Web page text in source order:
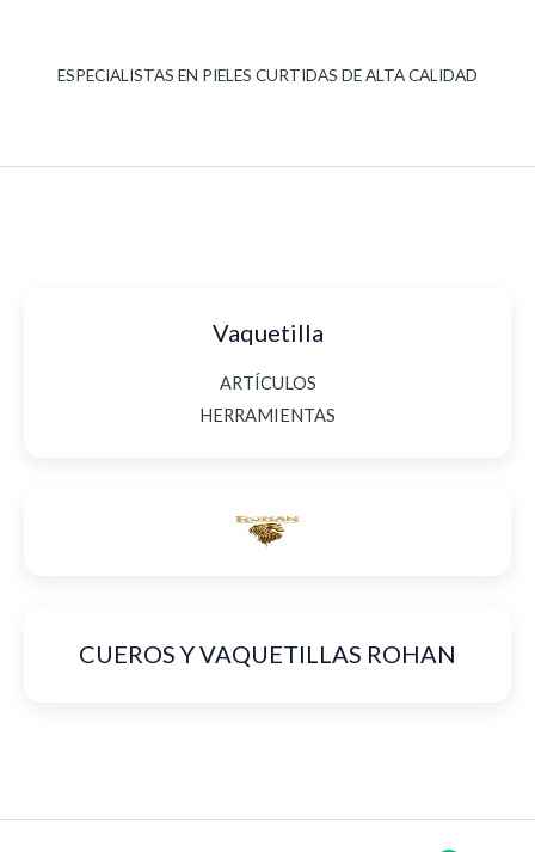
ESPECIALISTAS EN PIELES CURTIDAS DE ALTA CALIDAD
Vaquetilla
ARTÍCULOS
HERRAMIENTAS
CUEROS Y VAQUETILLAS ROHAN